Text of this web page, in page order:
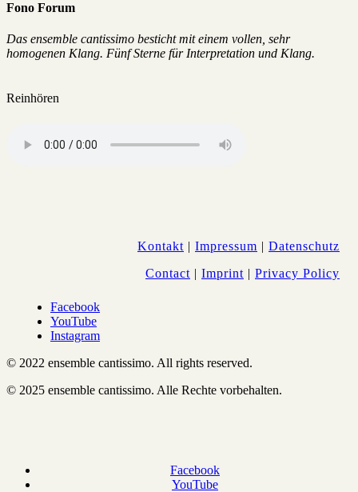
Fono Forum
Das ensemble cantissimo besticht mit einem vollen, sehr
homogenen Klang. Fünf Sterne für Interpretation und Klang.
Reinhören
Kontakt | Impressum | Datenschutz
Contact | Imprint | Privacy Policy
Facebook
YouTube
Instagram
© 2022 ensemble cantissimo. All rights reserved.
© 2025 ensemble cantissimo. Alle Rechte vorbehalten.
Facebook
YouTube